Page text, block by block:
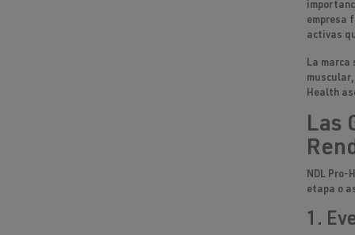
empresa
activas
La marca
muscular
Health
Las
NDL Pro-
etapa o
1.